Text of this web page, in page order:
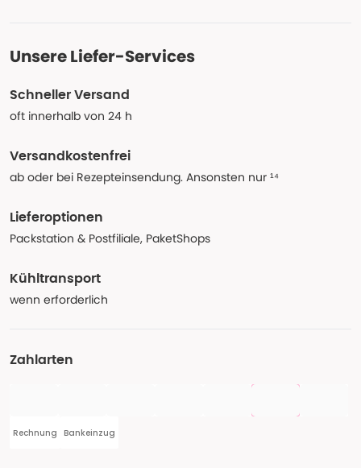
Unsere Liefer-Services
Schneller Versand
oft innerhalb von 24 h
Versandkostenfrei
ab oder bei Rezepteinsendung. Ansonsten nur ¹⁴
Lieferoptionen
Packstation & Postfiliale, PaketShops
Kühltransport
wenn erforderlich
Zahlarten
Rechnung Bankeinzug